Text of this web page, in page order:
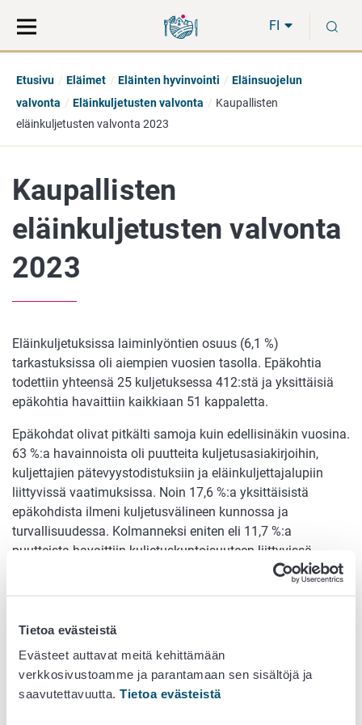
Tietoa evästeistä
Evästeet auttavat meitä kehittämään
verkkosivustoamme ja parantamaan sen sisältöjä ja
saavutettavuutta. Tietoa evästeistä
suoraan
sisältöön
koko
sivuston
FI
Etusivu Eläimet Eläinten hyvinvointi
Eläinsuojelun
valvonta
Eläinkuljetusten valvonta
Kaupallisten
eläinkuljetusten valvonta 2023
Kaupallisten
eläinkuljetusten valvonta
2023
Eläinkuljetuksissa laiminlyöntien osuus (6,1 %)
tarkastuksissa oli aiempien vuosien tasolla. Epäkohtia
todettiin yhteensä 25 kuljetuksessa 412:stä ja yksittäisiä
epäkohtia havaittiin kaikkiaan 51 kappaletta.
Epäkohdat olivat pitkälti samoja kuin edellisinäkin vuosina.
63 %:a havainnoista oli puutteita kuljetusasiakirjoihin,
kuljettajien pätevyystodistuksiin ja eläinkuljettajalupiin
liittyvissä vaatimuksissa. Noin 17,6 %:a yksittäisistä
epäkohdista ilmeni kuljetusvälineen kunnossa ja
turvallisuudessa. Kolmanneksi eniten eli 11,7 %:a
puutteista havaittiin kuljetuskuntoisuuteen liittyvissä
vaatimuksissa. Nämä kuljetuskuntoisuuteen liittyvät
noudattamisessa yli puolessa (57 %) tehdyistä 21
tarkastuksesta. Epäkohdat eivät kuitenkaan
pääsääntöisesti olleet sellaisia, jotka suoraan vaikuttavat